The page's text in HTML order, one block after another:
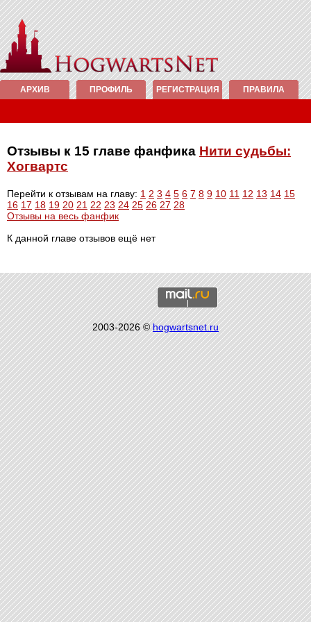
АРХИВ ПРОФИЛЬ РЕГИСТРАЦИЯ ПРАВИЛА
Отзывы к 15 главе фанфика Нити судьбы:
Хогвартс
Перейти к отзывам на главу: 1 2 3 4 5 6 7 8 9 10 11 12 13 14 15
16 17 18 19 20 21 22 23 24 25 26 27 28
Отзывы на весь фанфик
К данной главе отзывов ещё нет
2003-2026 ©hogwartsnet.ru